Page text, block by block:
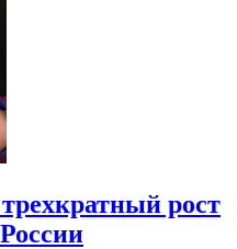
рост